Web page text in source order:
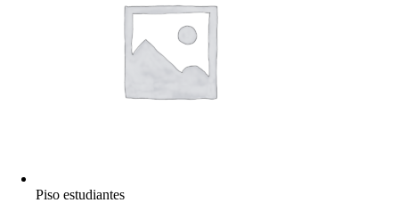
Piso estudiantes